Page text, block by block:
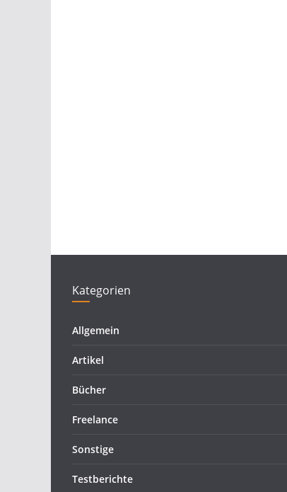
Kategorien
Allgemein
Artikel
Bücher
Freelance
Sonstige
Testberichte